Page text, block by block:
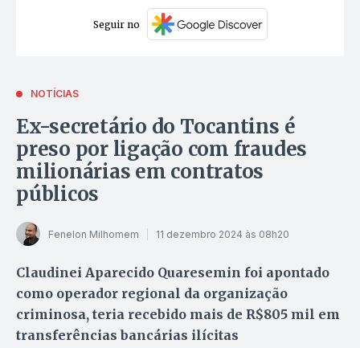
Seguir no
NOTÍCIAS
Ex-secretário do Tocantins é
preso por ligação com fraudes
milionárias em contratos
públicos
Fenelon Milhomem 11 dezembro 2024 às 08h20
Claudinei Aparecido Quaresemin foi apontado
como operador regional da organização
criminosa, teria recebido mais de R$805 mil em
transferências bancárias ilícitas